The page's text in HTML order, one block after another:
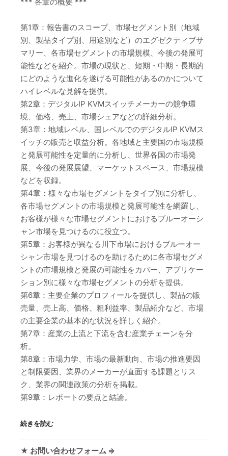
第1章：報告書のスコープ、市場セグメント別（地域
別、製品タイプ別、用途別など）のエグゼクティブサ
マリー、各市場セグメントの市場規模、今後の発展可
能性などを紹介。市場の現状と、短期・中期・長期的
にどのような進化を遂げる可能性があるのかについて
ハイレベルな見解を提供。
第2章：デジタルIP KVMスイッチメーカーの競争環
境、価格、売上、市場シェアなどの詳細分析。
第3章：地域レベル、国レベルでのデジタルIP KVMス
イッチの販売と収益分析。各地域と主要国の市場規模
と発展可能性を定量的に分析し、世界各国の市場発
展、今後の発展展望、マーケットスペース、市場規模
などを収録。
第4章：様々な市場セグメントをタイプ別に分析し、
各市場セグメントの市場規模と発展可能性を網羅し、
お客様が様々な市場セグメントにおけるブルーオーシ
ャン市場を見つけるのに役立つ。
第5章：お客様が異なる川下市場におけるブルーオー
シャン市場を見つけるのを助けるために各市場セグメ
ントの市場規模と発展の可能性をカバー、アプリケー
ション別に様々な市場セグメントの分析を提供。
第6章：主要企業のプロフィールを提供し、製品の販
売量、売上高、価格、粗利益率、製品紹介など、市場
の主要企業の基本的な状況を詳しく紹介。
第7章：産業の上流と下流を含む産業チェーンを分
析。
第8章：市場力学、市場の最新動向、市場の推進要因
と制限要因、業界のメーカーが直面する課題とリス
ク、業界の関連政策の分析を掲載。
第9章：レポートの要点と結論。
続きを読む
★ お問い合わせフォーム ⇒